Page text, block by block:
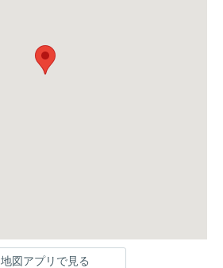
地図アプリで見る